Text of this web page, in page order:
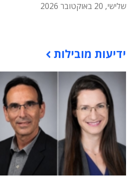
שלישי, 20 באוקטובר 2026
ידיעות מובילות